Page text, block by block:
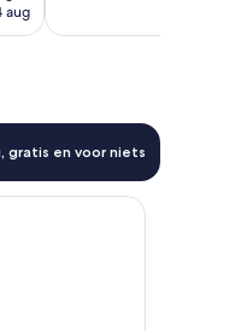
aug
beoordelingen
gratis en voor niets